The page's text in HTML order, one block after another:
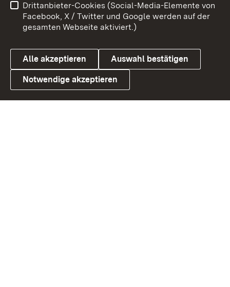
Link zum Landesportal
Benutzungshinweise
Barrierefreiheit
Datenschutz
Cookies
Drittanbieter-Cookies (Social-Media-Elemente von
Facebook, X / Twitter und Google werden auf der
gesamten Webseite aktiviert.)
Alle akzeptieren Auswahl bestätigen
Notwendige akzeptieren